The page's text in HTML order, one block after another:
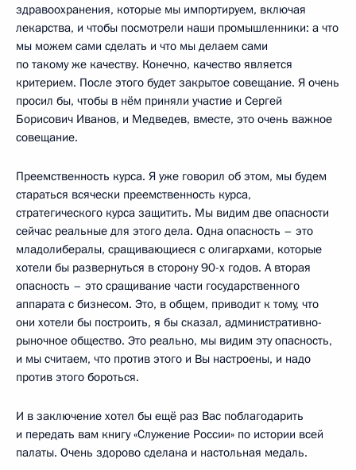
здравоохранения, которые мы импортируем, включая
лекарства, и чтобы посмотрели наши промышленники: а что
мы можем сами сделать и что мы делаем сами
по такому же качеству. Конечно, качество является
критерием. После этого будет закрытое совещание. Я очень
просил бы, чтобы в нём приняли участие и Сергей
Борисович Иванов, и Медведев, вместе, это очень важное
совещание.
Преемственность курса. Я уже говорил об этом, мы будем
стараться всячески преемственность курса,
стратегического курса защитить. Мы видим две опасности
сейчас реальные для этого дела. Одна опасность – это
младолибералы, сращивающиеся с олигархами, которые
хотели бы развернуться в сторону 90-х годов. А вторая
опасность – это сращивание части государственного
аппарата с бизнесом. Это, в общем, приводит к тому, что
они хотели бы построить, я бы сказал, административно-
рыночное общество. Это реально, мы видим эту опасность,
и мы считаем, что против этого и Вы настроены, и надо
против этого бороться.
И в заключение хотел бы ещё раз Вас поблагодарить
и передать вам книгу «Служение России» по истории всей
палаты. Очень здорово сделана и настольная медаль.